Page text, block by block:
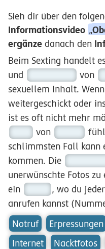
Sieh dir über den
Informationsvideo „
ergänze danach den
Beim Sexting handelt
und
von
sexuellem Inhalt.
weitergeschickt oder
ist es oft nicht mehr
von
schlimmsten Fall kann
kommen. Die
unerwünschte Fotos zu
ein
, wo du
anrufen kannst
Notruf
Erpressungen
Internet
Nacktfotos